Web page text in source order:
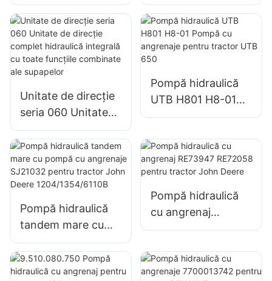
101S/OSPC
Unitate de direcție
seria 060 Unitate
de direcție complet
hidraulică integrală
cu toate funcțiile
combinate ale
Pompă hidraulică
UTB H801 H8-01
Pompă cu
tractor UTB 650
Pompă hidraulică
tandem mare cu
pompă cu
angrenaje SJ21032
pentru tractor
Pompă hidraulică
cu angrenaj
RE73947 RE72058
John Deere